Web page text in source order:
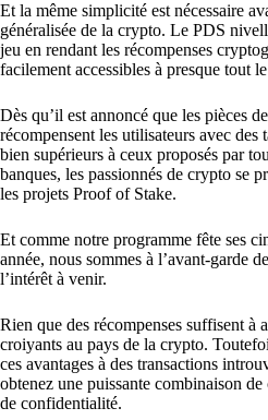
Et la même simplicité est nécessaire
généralisée de la crypto. Le PDS
jeu en rendant les récompenses
facilement accessibles à presque tout
Dès qu’il est annoncé que les pièces
récompensent les utilisateurs avec des
bien supérieurs à ceux proposés par
banques, les passionnés de crypto se
les projets Proof of Stake.
Et comme notre programme fête ses
année, nous sommes à l’avant-garde
l’intérêt à venir.
Rien que des récompenses suffisent à
croiyants au pays de la crypto.
ces avantages à des transactions
obtenez une puissante combinaison
de confidentialité.